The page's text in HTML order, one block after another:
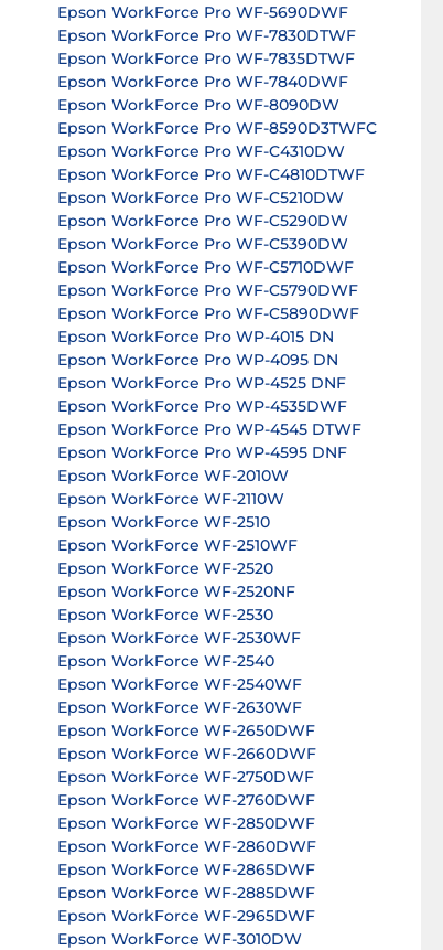
Epson WorkForce Pro WF-5690DWF
Epson WorkForce Pro WF-7830DTWF
Epson WorkForce Pro WF-7835DTWF
Epson WorkForce Pro WF-7840DWF
Epson WorkForce Pro WF-8090DW
Epson WorkForce Pro WF-8590D3TWFC
Epson WorkForce Pro WF-C4310DW
Epson WorkForce Pro WF-C4810DTWF
Epson WorkForce Pro WF-C5210DW
Epson WorkForce Pro WF-C5290DW
Epson WorkForce Pro WF-C5390DW
Epson WorkForce Pro WF-C5710DWF
Epson WorkForce Pro WF-C5790DWF
Epson WorkForce Pro WF-C5890DWF
Epson WorkForce Pro WP-4015 DN
Epson WorkForce Pro WP-4095 DN
Epson WorkForce Pro WP-4525 DNF
Epson WorkForce Pro WP-4535DWF
Epson WorkForce Pro WP-4545 DTWF
Epson WorkForce Pro WP-4595 DNF
Epson WorkForce WF-2010W
Epson WorkForce WF-2110W
Epson WorkForce WF-2510
Epson WorkForce WF-2510WF
Epson WorkForce WF-2520
Epson WorkForce WF-2520NF
Epson WorkForce WF-2530
Epson WorkForce WF-2530WF
Epson WorkForce WF-2540
Epson WorkForce WF-2540WF
Epson WorkForce WF-2630WF
Epson WorkForce WF-2650DWF
Epson WorkForce WF-2660DWF
Epson WorkForce WF-2750DWF
Epson WorkForce WF-2760DWF
Epson WorkForce WF-2850DWF
Epson WorkForce WF-2860DWF
Epson WorkForce WF-2865DWF
Epson WorkForce WF-2885DWF
Epson WorkForce WF-2965DWF
Epson WorkForce WF-3010DW